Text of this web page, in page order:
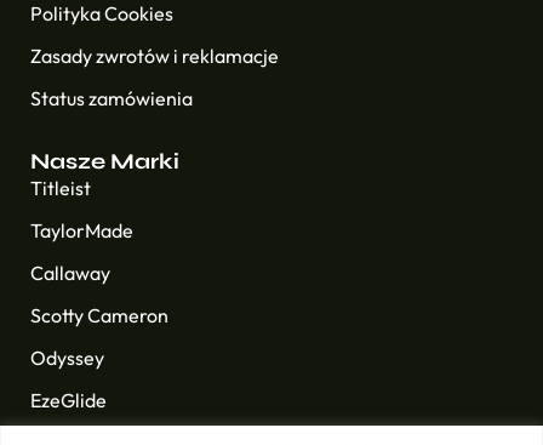
Polityka Cookies
Zasady zwrotów i reklamacje
Status zamówienia
Nasze Marki
Titleist
TaylorMade
Callaway
Scotty Cameron
Odyssey
EzeGlide